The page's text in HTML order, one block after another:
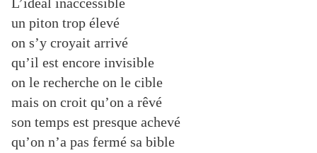
un piton trop élevé
on s’y croyait arrivé
qu’il est encore invisible
on le recherche on le cible
mais on croit qu’on a rêvé
son temps est presque achevé
qu’on n’a pas fermé sa bible